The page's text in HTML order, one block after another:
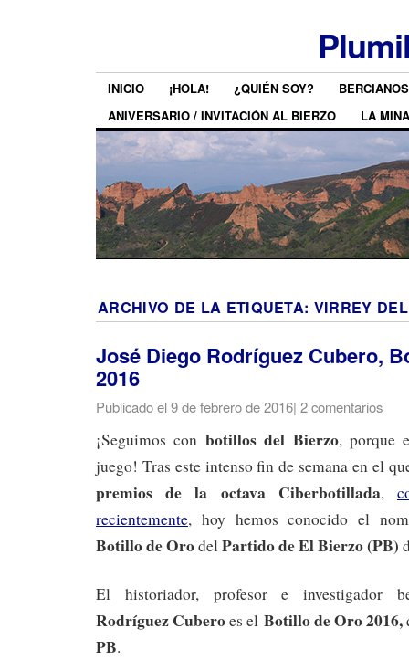
INICIO ¡HOLA! ¿QUIÉN SOY?
ANIVERSARIO / INVITACIÓN AL BIERZO
LA MINA
ARCHIVO DE LA ETIQUETA: VIRREY
José Diego Rodríguez Cubero,
2016
Publicado el9 de febrero de 2016| 2 comentarios
¡Seguimos con botillos del Bierzo, porque
juego! Tras este intenso fin de semana en el
premios de la octava Ciberbotillada,
recientemente, hoy hemos conocido el
Botillo de OrodelPartido de El Bierzo (PB)
El historiador, profesor e investigador
Rodríguez Cuberoes elBotillo de Oro 2016,
PB.